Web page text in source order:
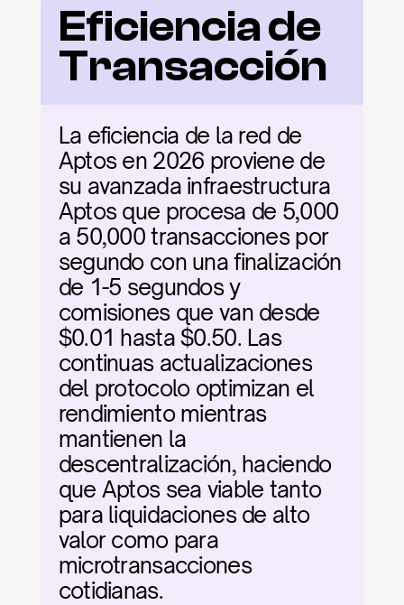
Eficiencia de
Transacción
La eficiencia de la red de
Aptos en 2026 proviene de
su avanzada infraestructura
Aptos que procesa de 5,000
a 50,000 transacciones por
segundo con una finalización
de 1-5 segundos y
comisiones que van desde
$0.01 hasta $0.50. Las
continuas actualizaciones
del protocolo optimizan el
rendimiento mientras
mantienen la
descentralización, haciendo
que Aptos sea viable tanto
para liquidaciones de alto
valor como para
microtransacciones
cotidianas.